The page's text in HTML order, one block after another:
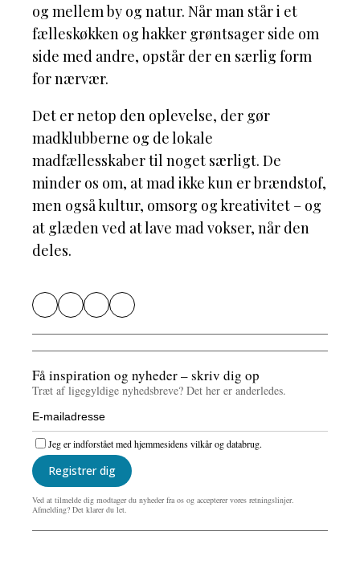
og mellem by og natur. Når man står i et
fælleskøkken og hakker grøntsager side om
side med andre, opstår der en særlig form
for nærvær.
Det er netop den oplevelse, der gør
madklubberne og de lokale
madfællesskaber til noget særligt. De
minder os om, at mad ikke kun er brændstof,
men også kultur, omsorg og kreativitet – og
at glæden ved at lave mad vokser, når den
deles.
Få inspiration og nyheder – skriv dig op
Træt af ligegyldige nyhedsbreve? Det her er anderledes.
Registrer dig
Jeg er indforstået med hjemmesidens vilkår og databrug.
Ved at tilmelde dig modtager du nyheder fra os og accepterer vores retningslinjer.
Afmelding? Det klarer du let.